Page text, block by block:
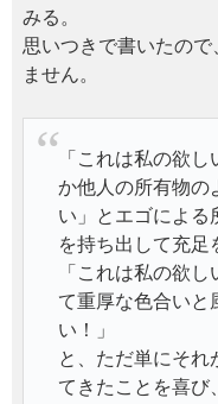
みる。
思いつきで書いたの
ません。
「これは私の欲
か他人の所有物の
い」とエゴによる
を持ち出して充足
「これは私の欲
て重厚な色合いと
い！」
と、ただ単にそれ
てきたことを喜び